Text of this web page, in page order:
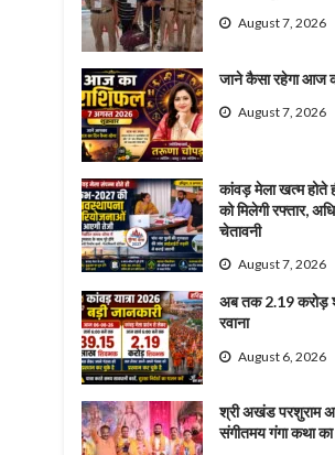
August 7, 2026
जाने कैसा रहेगा आज
August 7, 2026
कांवड़ मेला खत्म होते
को मिलेगी रफ्तार,
चेतावनी
August 7, 2026
अब तक 2.19 करोड़
रवाना
August 6, 2026
श्री अखंड परशुराम
संगीतमय गंगा कथा